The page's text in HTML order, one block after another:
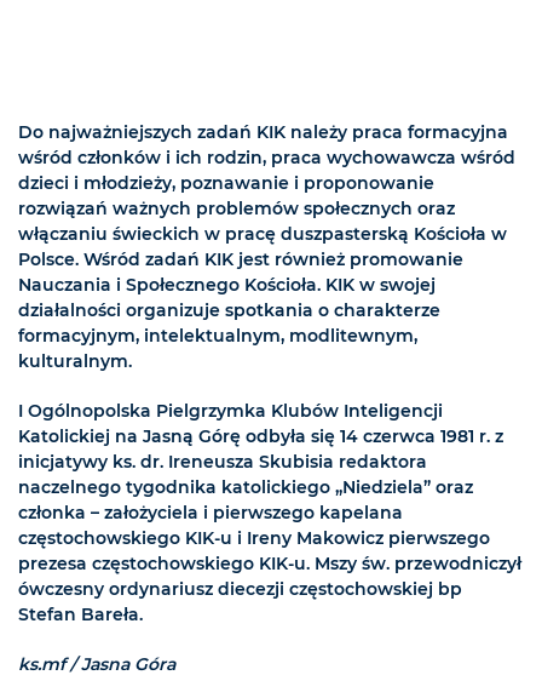
Do najważniejszych zadań KIK należy praca formacyjna
wśród członków i ich rodzin, praca wychowawcza wśród
dzieci i młodzieży, poznawanie i proponowanie
rozwiązań ważnych problemów społecznych oraz
włączaniu świeckich w pracę duszpasterską Kościoła w
Polsce. Wśród zadań KIK jest również promowanie
Nauczania i Społecznego Kościoła. KIK w swojej
działalności organizuje spotkania o charakterze
formacyjnym, intelektualnym, modlitewnym,
kulturalnym.
I Ogólnopolska Pielgrzymka Klubów Inteligencji
Katolickiej na Jasną Górę odbyła się 14 czerwca 1981 r. z
inicjatywy ks. dr. Ireneusza Skubisia redaktora
naczelnego tygodnika katolickiego „Niedziela” oraz
członka – założyciela i pierwszego kapelana
częstochowskiego KIK-u i Ireny Makowicz pierwszego
prezesa częstochowskiego KIK-u. Mszy św. przewodniczył
ówczesny ordynariusz diecezji częstochowskiej bp
Stefan Bareła.
ks.mf / Jasna Góra